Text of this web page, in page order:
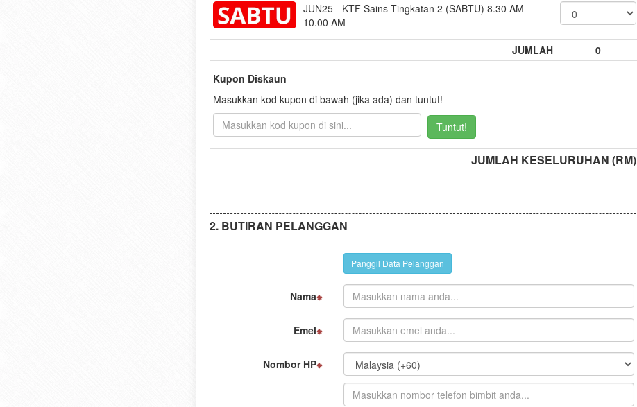
JUN25 - KTF Sains Tingkatan 2 (SABTU) 8.30 AM -
10.00 AM
JUMLAH 0
Kupon Diskaun
Masukkan kod kupon di bawah (jika ada) dan tuntut!
Tuntut!
JUMLAH KESELURUHAN (RM)
BUTIRAN PELANGGAN
Panggil Data Pelanggan
Nama
Emel
Nombor HP